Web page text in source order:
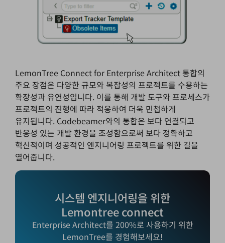
LemonTree Connect for Enterprise Architect 통합의
주요 장점은 다양한 규모와 복잡성의 프로젝트를 수용하는
확장성과 유연성입니다. 이를 통해 개발 도구와 프로세스가
프로젝트의 진행에 따라 적응하여 더욱 민첩하게
유지됩니다. Codebeamer와의 통합은 보다 연결되고
반응성 있는 개발 환경을 조성함으로써 보다 정확하고
혁신적이며 성공적인 엔지니어링 프로젝트를 위한 길을
열어줍니다.
시스템 엔지니어링을 위한
Lemontree connect
Enterprise Architect를 200%로 사용하기 위한
LemonTree를 경험해보세요!